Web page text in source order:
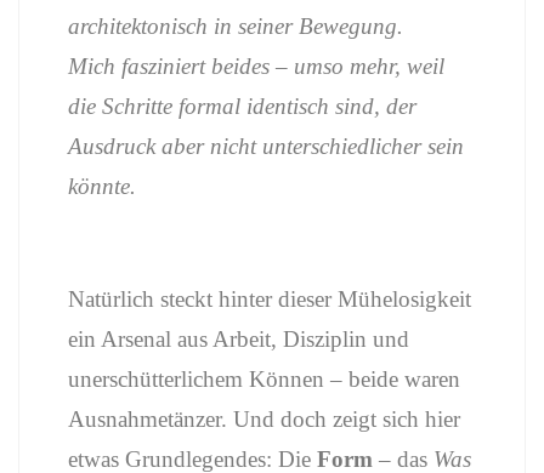
architektonisch in seiner Bewegung.
Mich fasziniert beides – umso mehr, weil
die Schritte formal identisch sind, der
Ausdruck aber nicht unterschiedlicher sein
könnte.
Natürlich steckt hinter dieser Mühelosigkeit
ein Arsenal aus Arbeit, Disziplin und
unerschütterlichem Können – beide waren
Ausnahmetänzer. Und doch zeigt sich hier
etwas Grundlegendes: Die Form – das Was